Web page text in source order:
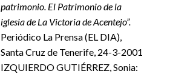
patrimonio. El Patrimonio de la
iglesia de La Victoria de Acentejo”.
Periódico La Prensa (EL DIA),
Santa Cruz de Tenerife, 24-3-2001
IZQUIERDO GUTIÉRREZ, Sonia: